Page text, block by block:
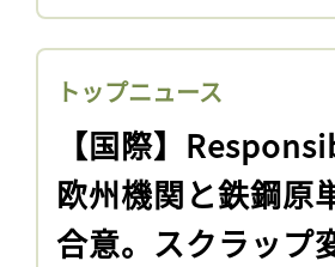
トップニュース
【国際】
欧州機関と鉄鋼原
合意。スクラップ